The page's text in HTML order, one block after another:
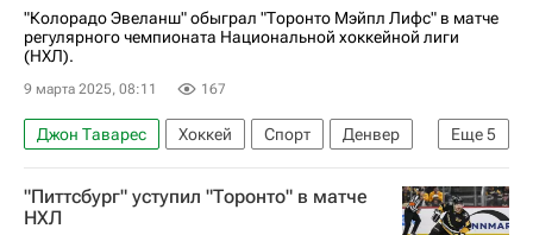
Национальная хоккейная лига (НХЛ)
"Колорадо Эвеланш" обыграл "Торонто Мэйпл Лифс" в матче
регулярного чемпионата Национальной хоккейной лиги
(НХЛ).
9 марта 2025, 08:11 167
Еще5
Джон Таварес Хоккей Спорт
Денвер
Валерий Ничушкин
Торонто Мэйпл Лифс
Колорадо Эвеланш
Виннипег Джетс
"Питтсбург" уступил "Торонто" в матче
НХЛ